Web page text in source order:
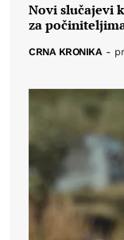
Novi slučajevi
za
CRNA KRONIKA -